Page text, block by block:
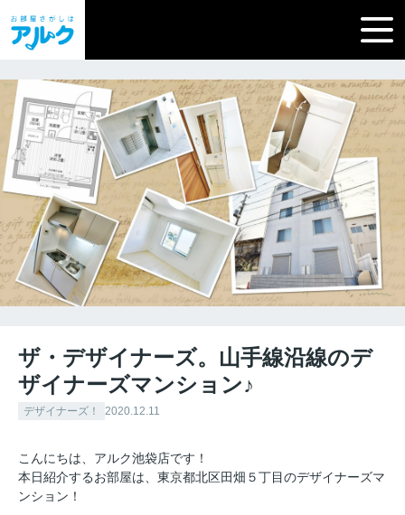
ザ・デザイナーズ。山手線沿線のデ
ザイナーズマンション♪
デザイナーズ！ 2020.12.11
こんにちは、アルク池袋店です！
本日紹介するお部屋は、東京都北区田畑５丁目のデザイナーズマ
ンション！